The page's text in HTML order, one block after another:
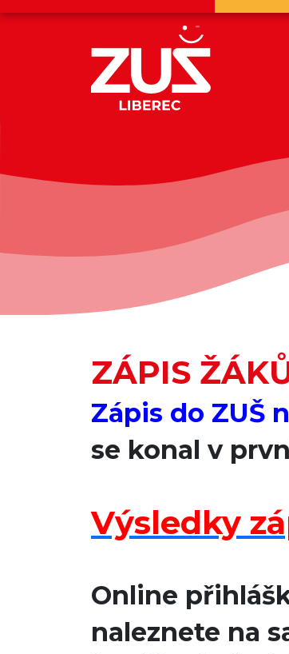
ZÁPIS
Zápis do ZUŠ
se konal v
Výsledky
Online
naleznete na